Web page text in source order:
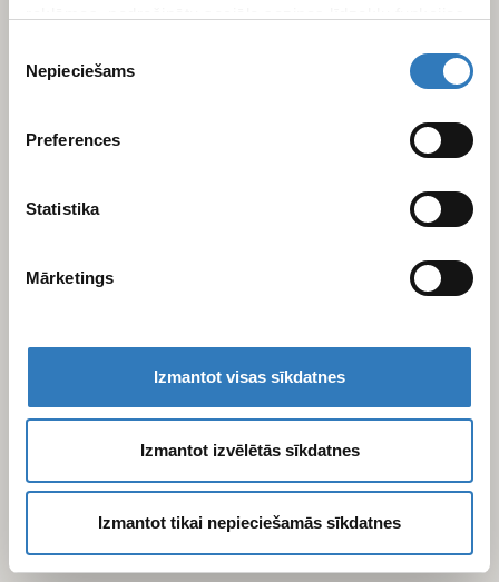
Informāciju par to, kā Jūs izmantojat mūsu vietni, mēs
varam kopīgot ar saviem sociālās saziņas līdzekļu,
apvienot ar citu informāciju, ko viņiem sniedzat vai ko
izvēle
Nepieciešams
Preferences
Statistika
Mārketings
Izmantot visas sīkdatnes
Izmantot izvēlētās sīkdatnes
Izmantot tikai nepieciešamās sīkdatnes